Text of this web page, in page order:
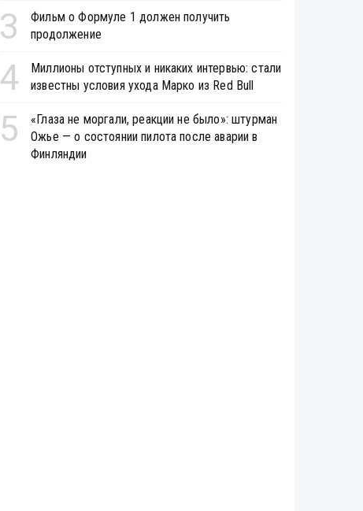
3
Фильм о Формуле 1 должен получить
продолжение
4
Миллионы отступных и никаких интервью: стали
известны условия ухода Марко из Red Bull
5
«Глаза не моргали, реакции не было»: штурман
Ожье — о состоянии пилота после аварии в
Финляндии